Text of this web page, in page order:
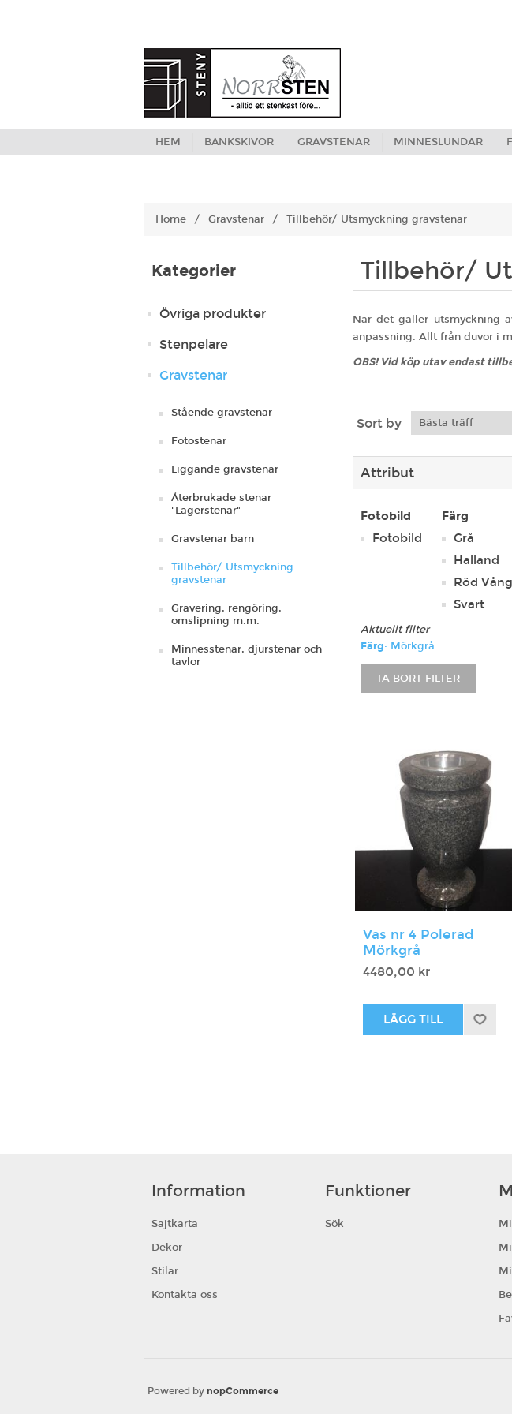
HEM BÄNKSKIVOR GRAVSTENAR MINNESLUNDAR
Home / Gravstenar / Tillbehör/ Utsmyckning gravstenar
Kategorier
Övriga produkter
Stenpelare
Gravstenar
Stående gravstenar
Fotostenar
Liggande gravstenar
Återbrukade stenar
"Lagerstenar"
Gravstenar barn
Tillbehör/ Utsmyckning
gravstenar
Gravering, rengöring,
omslipning m.m.
Minnesstenar, djurstenar och
tavlor
Tillbehör/
När det gäller utsmyckning
anpassning. Allt från duvor i
OBS! Vid köp utav endast
Sort by
Attribut
Fotobild
Fotobild
Färg
Grå
Halland
Röd
Svart
Aktuellt filter
Färg: Mörkgrå
TA BORT FILTER
Vas nr 4 Polerad
Mörkgrå
4480,00 kr
Information
Sajtkarta
Dekor
Stilar
Kontakta oss
Funktioner
Sök
Powered by nopCommerce